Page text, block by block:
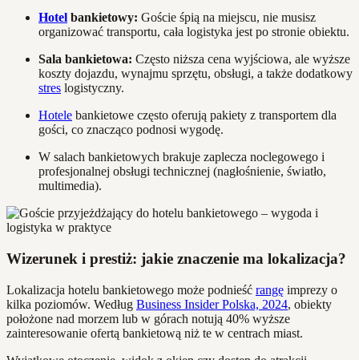
Hotel bankietowy: Goście śpią na miejscu, nie musisz
organizować transportu, cała logistyka jest po stronie obiektu.
Sala bankietowa: Często niższa cena wyjściowa, ale wyższe
koszty dojazdu, wynajmu sprzętu, obsługi, a także dodatkowy
stres logistyczny.
Hotele bankietowe często oferują pakiety z transportem dla
gości, co znacząco podnosi wygodę.
W salach bankietowych brakuje zaplecza noclegowego i
profesjonalnej obsługi technicznej (nagłośnienie, światło,
multimedia).
Wizerunek i prestiż: jakie znaczenie ma lokalizacja?
Lokalizacja hotelu bankietowego może podnieść rangę imprezy o
kilka poziomów. Według Business Insider Polska, 2024, obiekty
położone nad morzem lub w górach notują 40% wyższe
zainteresowanie ofertą bankietową niż te w centrach miast.